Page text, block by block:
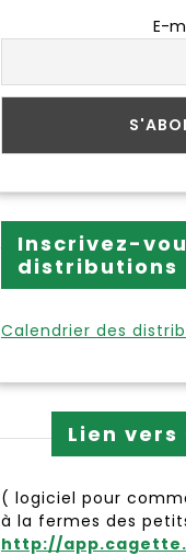
E-
Inscrivez-
distributions
Calendrier des
Lien
( logiciel pour
à la fermes des
http://